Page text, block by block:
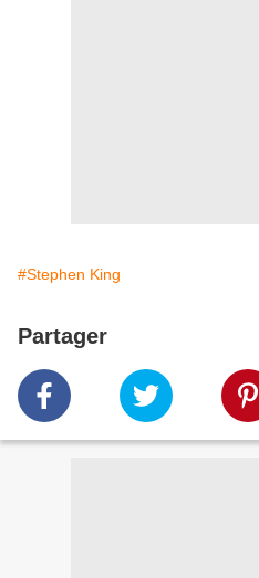
#Stephen King
Partager